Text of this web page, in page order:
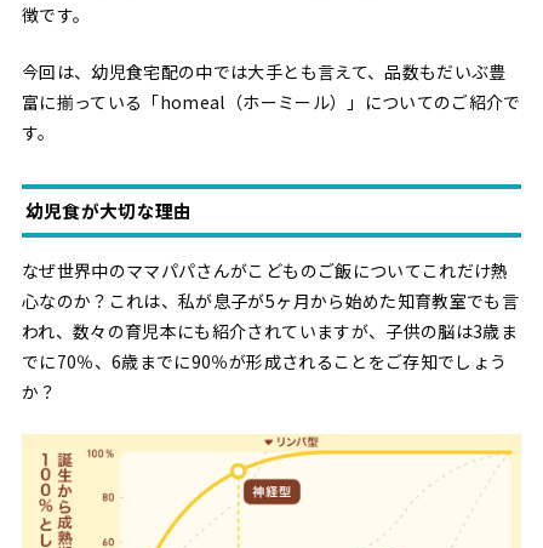
徴です。
今回は、幼児食宅配の中では大手とも言えて、品数もだいぶ豊
富に揃っている「homeal（ホーミール）」についてのご紹介で
す。
幼児食が大切な理由
なぜ世界中のママパパさんがこどものご飯についてこれだけ熱
心なのか？これは、私が息子が5ヶ月から始めた知育教室でも言
われ、数々の育児本にも紹介されていますが、子供の脳は3歳ま
でに70％、6歳までに90％が形成されることをご存知でしょう
か？